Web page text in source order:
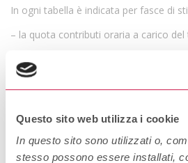
Questo sito web utilizza i cookie
In questo sito sono utilizzati o,
stesso possono essere installati,
In ogni tabella è indicata per fasce di
– la quota contributi oraria a carico
– la quota contributi oraria a tuo carico.
Sei colf, badante o lavoratore
Laquota contributivaria in base al
Per calcolare i
contributi da versare